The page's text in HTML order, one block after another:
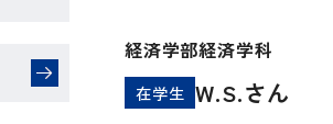
経済学部経済学科
在学生 W.S.さん